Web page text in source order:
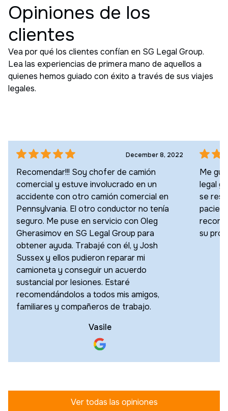
Opiniones de los
clientes
Vea por qué los clientes confían en SG Legal Group.
Lea las experiencias de primera mano de aquellos a
quienes hemos guiado con éxito a través de sus viajes
legales.
December 8, 2022
Recomendar!!! Soy chofer de camión
comercial y estuve involucrado en un
accidente con otro camión comercial en
Pennsylvania. El otro conductor no tenía
seguro. Me puse en servicio con Oleg
Gherasimov en SG Legal Group para
obtener ayuda. Trabajé con él, y Josh
Sussex y ellos pudieron reparar mi
camioneta y conseguir un acuerdo
sustancial por lesiones. Estaré
recomendándolos a todos mis amigos,
familiares y compañeros de trabajo.
Vasile
Me
legal
se
su
Ver todas las opiniones